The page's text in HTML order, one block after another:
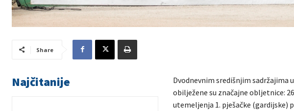
Share
Najčitanije
Dvodnevnim središnjim sadržajima
obilježene su značajne obljetnice:
utemeljenja 1. pješačke (gardijske)